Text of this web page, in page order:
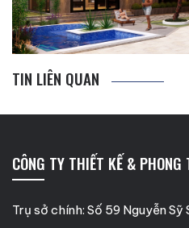
TIN LIÊN QUAN
CÔNG TY THIẾT KẾ &
Trụ sở chính: Số 59 Nguyễn Sỹ